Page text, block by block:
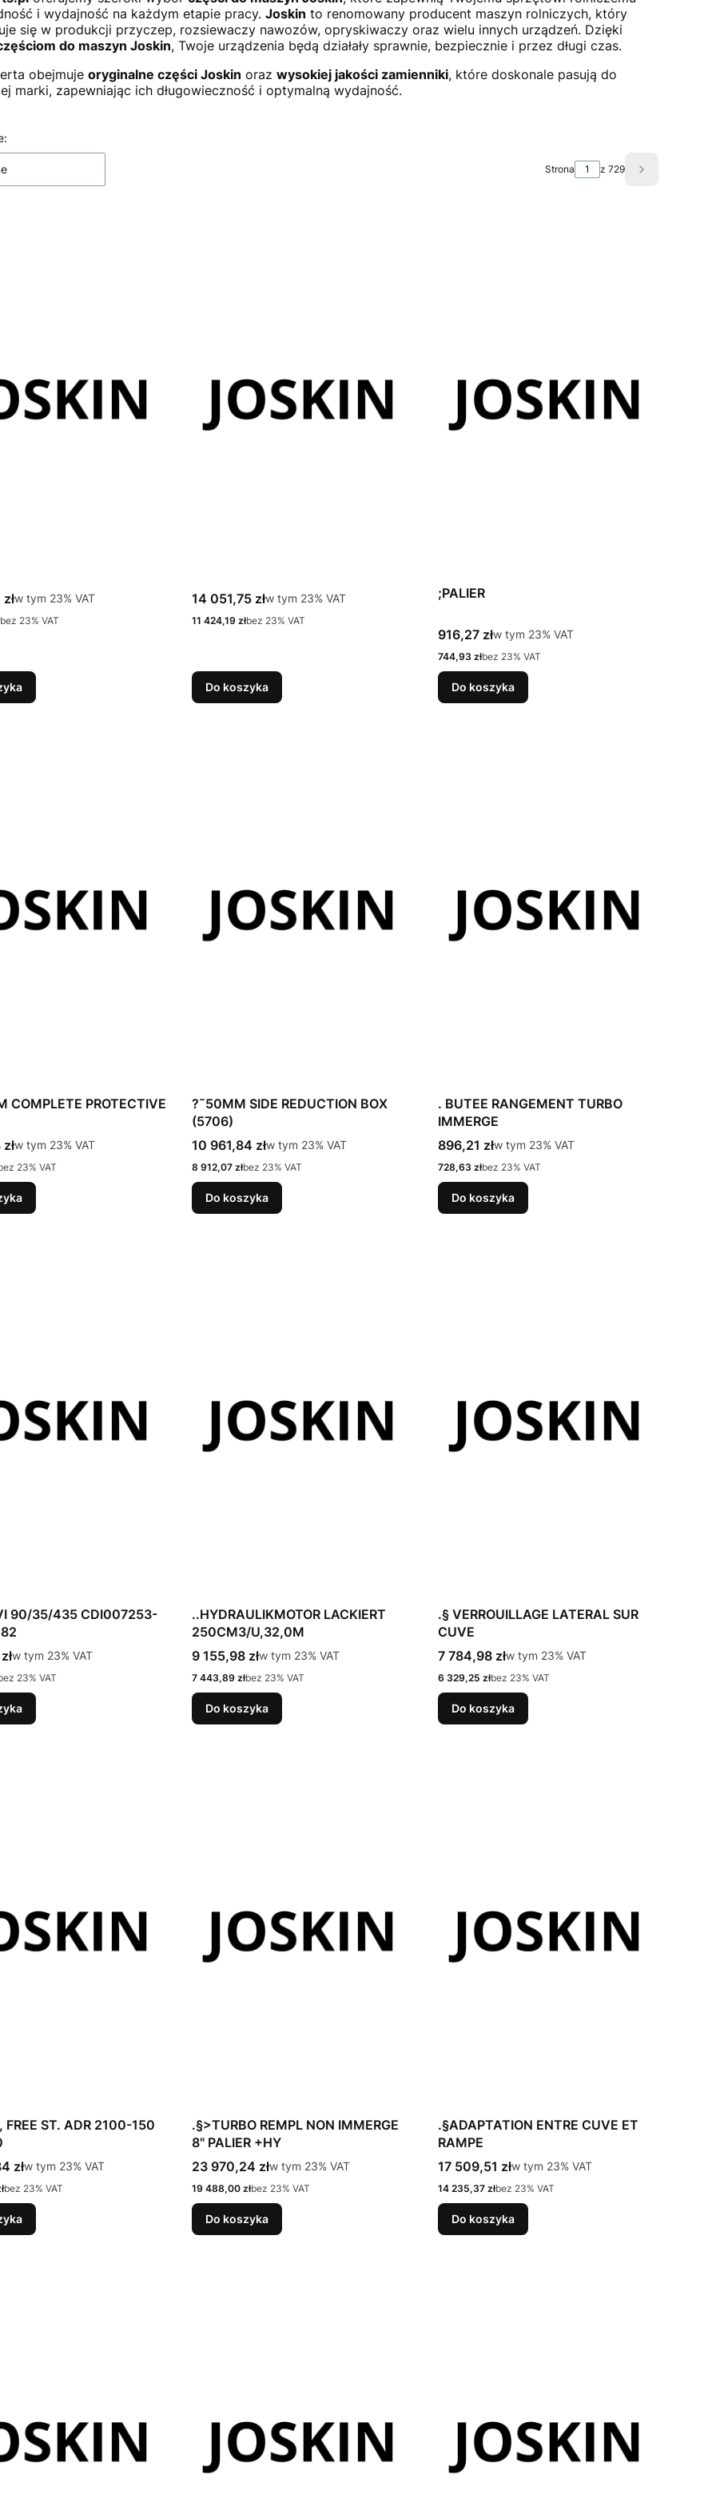
i wydajność na każdym etapie pracy. Joskin to renomowany producent maszyn rolniczych, który
się w produkcji przyczep, rozsiewaczy nawozów, opryskiwaczy oraz wielu innych urządzeń. Dzięki
do maszyn Joskin, Twoje urządzenia będą działały sprawnie, bezpiecznie i przez długi czas.
obejmuje oryginalne części Joskin oraz wysokiej jakości zamienniki, które doskonale pasują do
marki, zapewniając ich długowieczność i optymalną wydajność.
Strona z 729 Następne
w tym %s VAT
w tym 23% VAT
bez 23% VAT
Cena brutto
14 051,75 złw tym %s VAT
w tym 23% VAT
Cena netto
11 424,19 złbez 23% VAT
Do koszyka
;PALIER
Cena brutto
916,27 złw tym %s VAT
w tym 23% VAT
Cena netto
744,93 złbez 23% VAT
Do koszyka
COMPLETE PROTECTIVE
w tym %s VAT
w tym 23% VAT
23% VAT
?˜50MM SIDE REDUCTION BOX
(5706)
Cena brutto
10 961,84 złw tym %s VAT
w tym 23% VAT
Cena netto
8 912,07 złbez 23% VAT
Do koszyka
. BUTEE RANGEMENT TURBO
IMMERGE
Cena brutto
896,21 złw tym %s VAT
w tym 23% VAT
Cena netto
728,63 złbez 23% VAT
Do koszyka
90/35/435 CDI007253-
w tym %s VAT
w tym 23% VAT
23% VAT
..HYDRAULIKMOTOR LACKIERT
250CM3/U,32,0M
Cena brutto
9 155,98 złw tym %s VAT
w tym 23% VAT
Cena netto
7 443,89 złbez 23% VAT
Do koszyka
.§ VERROUILLAGE LATERAL SUR
CUVE
Cena brutto
7 784,98 złw tym %s VAT
w tym 23% VAT
Cena netto
6 329,25 złbez 23% VAT
Do koszyka
FREE ST. ADR 2100-150
złw tym %s VAT
w tym 23% VAT
bez 23% VAT
.§>TURBO REMPL NON IMMERGE
8" PALIER +HY
Cena brutto
23 970,24 złw tym %s VAT
w tym 23% VAT
Cena netto
19 488,00 złbez 23% VAT
Do koszyka
.§ADAPTATION ENTRE CUVE ET
RAMPE
Cena brutto
17 509,51 złw tym %s VAT
w tym 23% VAT
Cena netto
14 235,37 złbez 23% VAT
Do koszyka